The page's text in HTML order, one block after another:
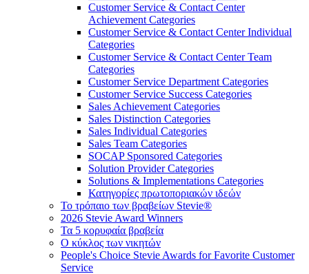
Customer Service & Contact Center
Achievement Categories
Customer Service & Contact Center Individual
Categories
Customer Service & Contact Center Team
Categories
Customer Service Department Categories
Customer Service Success Categories
Sales Achievement Categories
Sales Distinction Categories
Sales Individual Categories
Sales Team Categories
SOCAP Sponsored Categories
Solution Provider Categories
Solutions & Implementations Categories
Κατηγορίες πρωτοποριακών ιδεών
Το τρόπαιο των βραβείων Stevie®
2026 Stevie Award Winners
Τα 5 κορυφαία βραβεία
Ο κύκλος των νικητών
People's Choice Stevie Awards for Favorite Customer
Service